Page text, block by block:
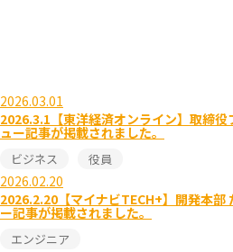
2026.03.01
2026.3.1【東洋経済オンライン】取締
ュー記事が掲載されました。
ビジネス 役員
2026.02.20
2026.2.20【マイナビTECH+】開発本部
ー記事が掲載されました。
エンジニア